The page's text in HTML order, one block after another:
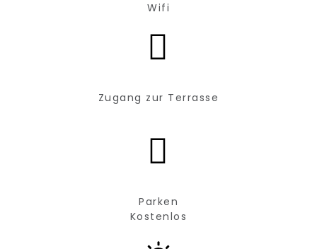
Wifi
Zugang zur Terrasse
Parken
Kostenlos